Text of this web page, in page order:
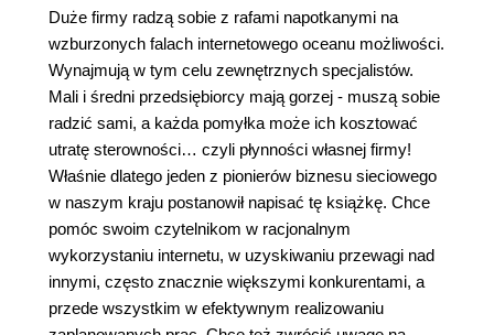
Duże firmy radzą sobie z rafami napotkanymi na
wzburzonych falach internetowego oceanu możliwości.
Wynajmują w tym celu zewnętrznych specjalistów.
Mali i średni przedsiębiorcy mają gorzej - muszą sobie
radzić sami, a każda pomyłka może ich kosztować
utratę sterowności… czyli płynności własnej firmy!
Właśnie dlatego jeden z pionierów biznesu sieciowego
w naszym kraju postanowił napisać tę książkę. Chce
pomóc swoim czytelnikom w racjonalnym
wykorzystaniu internetu, w uzyskiwaniu przewagi nad
innymi, często znacznie większymi konkurentami, a
przede wszystkim w efektywnym realizowaniu